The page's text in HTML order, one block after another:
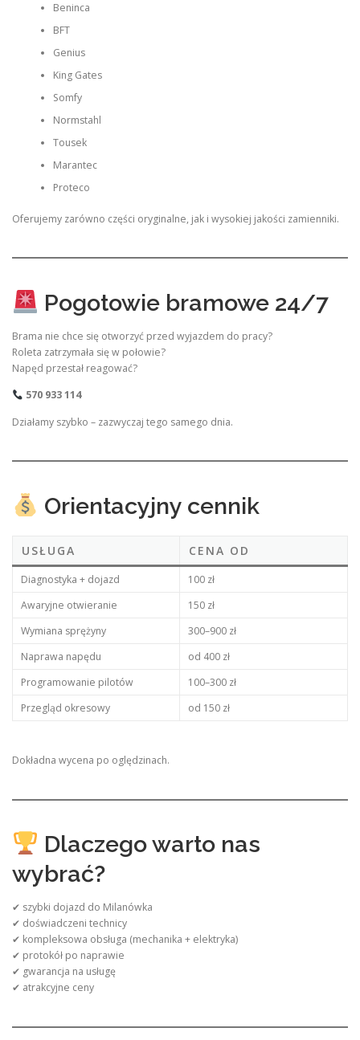
Beninca
BFT
Genius
King Gates
Somfy
Normstahl
Tousek
Marantec
Proteco
Oferujemy zarówno części oryginalne, jak i wysokiej jakości zamienniki.
Pogotowie bramowe 24/7
Brama nie chce się otworzyć przed wyjazdem do pracy?
Roleta zatrzymała się w połowie?
Napęd przestał reagować?
570 933 114
Działamy szybko – zazwyczaj tego samego dnia.
Orientacyjny cennik
USŁUGA CENA OD
Diagnostyka + dojazd
100 zł
Awaryjne otwieranie
150 zł
Wymiana sprężyny
300–900 zł
Naprawa napędu
od 400 zł
Programowanie pilotów
100–300 zł
Przegląd okresowy
od 150 zł
Dokładna wycena po oględzinach.
Dlaczego warto nas
wybrać?
✔ szybki dojazd do Milanówka
✔ doświadczeni technicy
✔ kompleksowa obsługa (mechanika + elektryka)
✔ protokół po naprawie
✔ gwarancja na usługę
✔ atrakcyjne ceny